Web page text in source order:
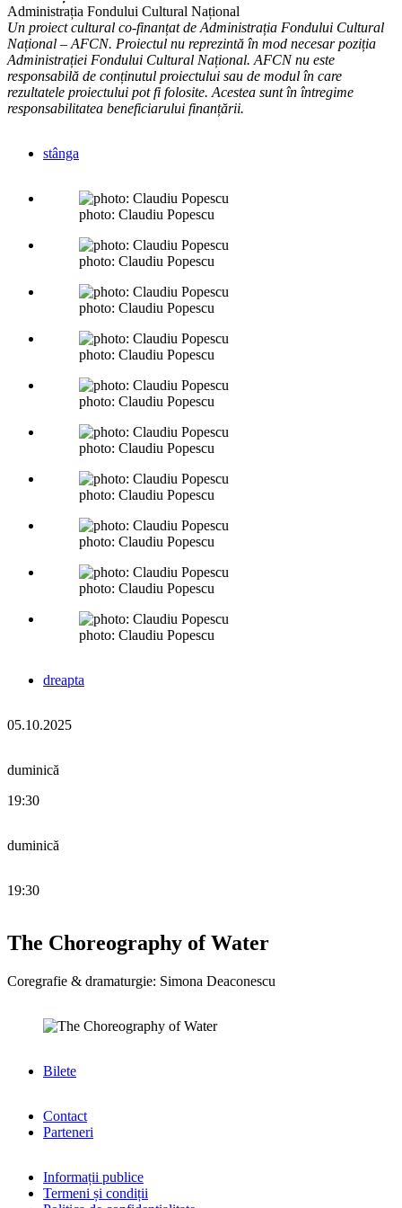
Administrația Fondului Cultural Național
Un proiect cultural co-finanțat de Administrația Fondului Cultural
Național – AFCN. Proiectul nu reprezintă în mod necesar poziția
Administrației Fondului Cultural Național. AFCN nu este
responsabilă de conținutul proiectului sau de modul în care
rezultatele proiectului pot fi folosite. Acestea sunt în întregime
responsabilitatea beneficiarului finanțării.
stânga
photo: Claudiu Popescu
photo: Claudiu Popescu
photo: Claudiu Popescu
photo: Claudiu Popescu
photo: Claudiu Popescu
photo: Claudiu Popescu
photo: Claudiu Popescu
photo: Claudiu Popescu
photo: Claudiu Popescu
photo: Claudiu Popescu
dreapta
05.10.2025
duminică
19:30
duminică
19:30
The Choreography of Water
Coregrafie & dramaturgie: Simona Deaconescu
Bilete
Contact
Parteneri
Informații publice
Termeni și condiții